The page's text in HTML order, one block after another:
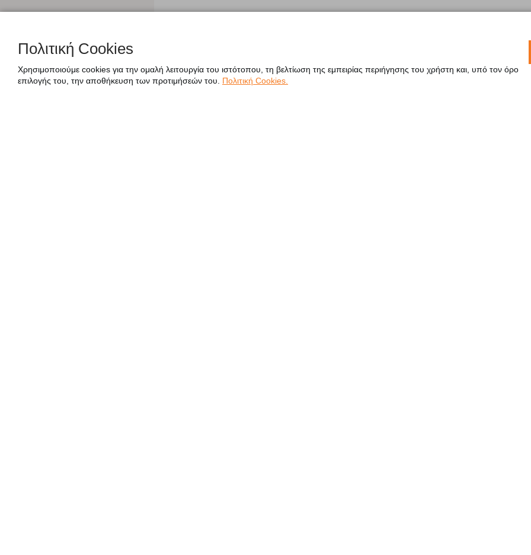
Πολιτική Cookies
Χρησιμοποιούμε cookies για την ομαλή λειτουργία του ιστότοπου, τη βελτίωση της εμπειρίας περιήγησης του χρήστη και, υπό τον όρο
επιλογής του, την αποθήκευση των προτιμήσεών του.
Πολιτική Cookies.